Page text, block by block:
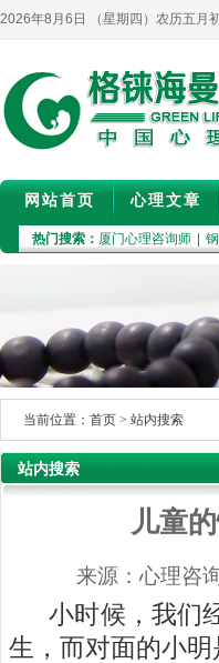
2026年8月6日 （星期四）农历五月
网站首页 心理文章
热门搜索： 厦门心理咨询师
当前位置： 首页 > 站内搜索
站内搜索
儿童
来源：心理
小时候，我们
生，而对面的小